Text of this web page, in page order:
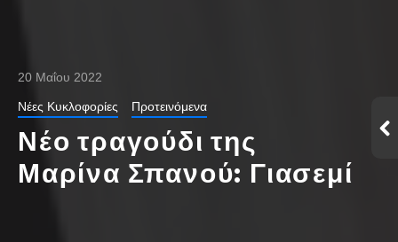
20 Μαΐου 2022
Νέες Κυκλοφορίες Προτεινόμενα
Νέο τραγούδι της
Μαρίνα Σπανού: Γιασεμί